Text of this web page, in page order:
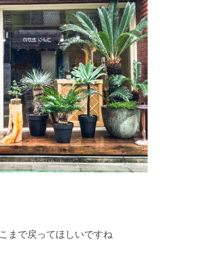
まで戻ってほしいですね